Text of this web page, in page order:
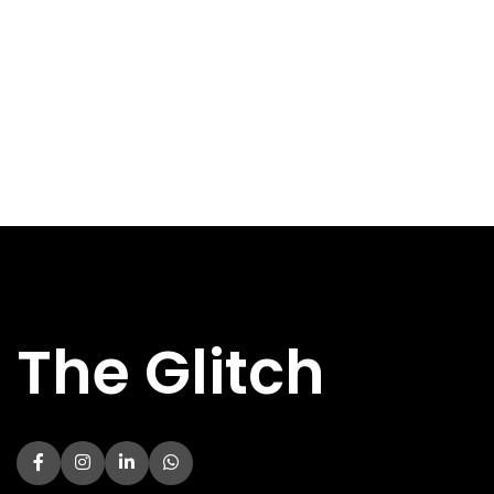
AANTAL
VENTILATOREN
0x
BENODIGDE
VOEDING
300 W
BREEDTE 116 mm
AANTAL
VENTILATOREN
The Glitch